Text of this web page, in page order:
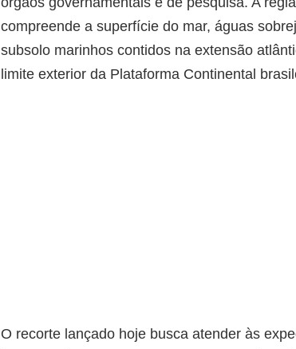
compreende a superfície do mar, águas
subsolo marinhos contidos na extensão
limite exterior da Plataforma Continental
O recorte lançado hoje busca atender às